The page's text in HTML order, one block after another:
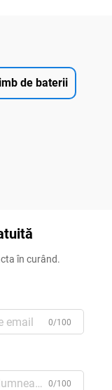
de baterii
în curând.
0/100
0/100